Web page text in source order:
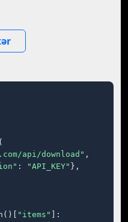
api/download" ,
: "API_KEY" },
"items"
]: